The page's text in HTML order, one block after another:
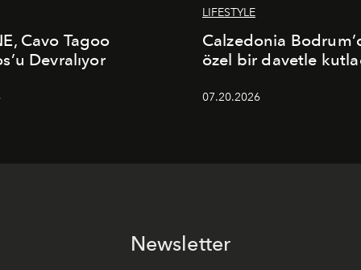
Cavo Tagoo
Devralıyor
LIFESTYLE
Calzedonia
özel bir davetle
07.20.2026
Newsletter